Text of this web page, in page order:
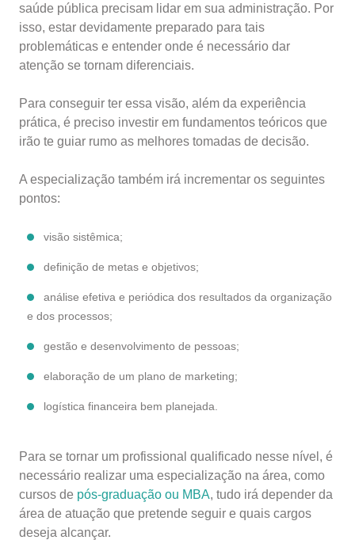
saúde pública precisam lidar em sua administração. Por
isso, estar devidamente preparado para tais
problemáticas e entender onde é necessário dar
atenção se tornam diferenciais.
Para conseguir ter essa visão, além da experiência
prática, é preciso investir em fundamentos teóricos que
irão te guiar rumo as melhores tomadas de decisão.
A especialização também irá incrementar os seguintes
pontos:
visão sistêmica;
definição de metas e objetivos;
análise efetiva e periódica dos resultados da organização
e dos processos;
gestão e desenvolvimento de pessoas;
elaboração de um plano de marketing;
logística financeira bem planejada.
Para se tornar um profissional qualificado nesse nível, é
necessário realizar uma especialização na área, como
cursos de pós-graduação ou MBA, tudo irá depender da
área de atuação que pretende seguir e quais cargos
deseja alcançar.